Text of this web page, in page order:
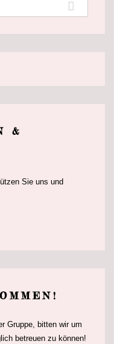
&
Sie uns und
Gruppe, bitten wir um
betreuen zu können!